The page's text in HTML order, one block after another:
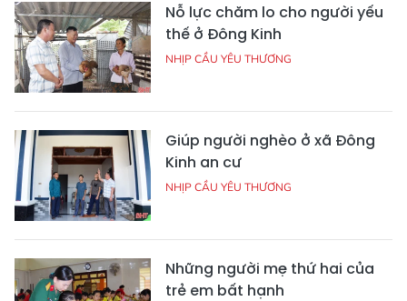
Nỗ lực chăm lo cho người yếu
thế ở Đông Kinh
NHỊP CẦU YÊU THƯƠNG
Giúp người nghèo ở xã Đông
Kinh an cư
NHỊP CẦU YÊU THƯƠNG
Những người mẹ thứ hai của
trẻ em bất hạnh